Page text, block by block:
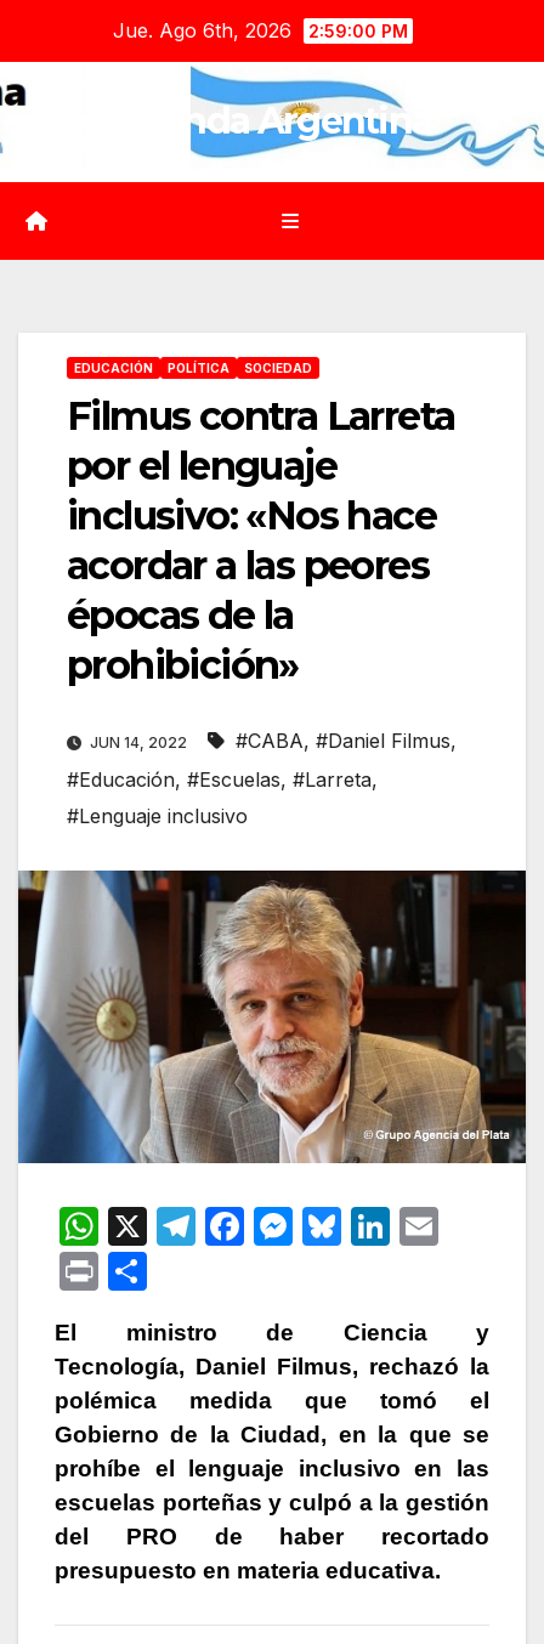
contenido
Jue. Ago 6th, 2026 2:59:01 PM
Agenda Argentina
EDUCACIÓN POLÍTICA SOCIEDAD
Filmus contra Larreta
por el lenguaje
inclusivo: «Nos hace
acordar a las peores
épocas de la
prohibición»
JUN 14, 2022 #CABA, #Daniel Filmus,
#Educación, #Escuelas, #Larreta,
#Lenguaje inclusivo
W
h
at
A
p
p
X
T
gr
a
m
F
e
b
o
o
k
M
e
n
g
er
Bl
s
k
y
Li
e
dI
n
P
nt m
p
ar
tir
El ministro de Ciencia y
Tecnología, Daniel Filmus, rechazó la
polémica medida que tomó el
Gobierno de la Ciudad, en la que se
prohíbe el lenguaje inclusivo en las
escuelas porteñas y culpó a la gestión
del PRO de haber recortado
presupuesto en materia educativa.